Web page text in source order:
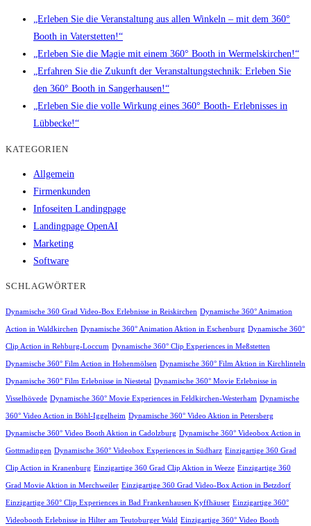
„Erleben Sie die Veranstaltung aus allen Winkeln – mit dem 360°
Booth in Vaterstetten!“
„Erleben Sie die Magie mit einem 360° Booth in Wermelskirchen!“
„Erfahren Sie die Zukunft der Veranstaltungstechnik: Erleben Sie
den 360° Booth in Sangerhausen!“
„Erleben Sie die volle Wirkung eines 360° Booth- Erlebnisses in
Lübbecke!“
KATEGORIEN
Allgemein
Firmenkunden
Infoseiten Landingpage
Landingpage OpenAI
Marketing
Software
SCHLAGWÖRTER
Dynamische 360 Grad Video-Box Erlebnisse in Reiskirchen Dynamische 360° Animation
Action in Waldkirchen Dynamische 360° Animation Aktion in Eschenburg Dynamische 360°
Clip Action in Rehburg-Loccum Dynamische 360° Clip Experiences in Meßstetten
Dynamische 360° Film Action in Hohenmölsen Dynamische 360° Film Aktion in Kirchlinteln
Dynamische 360° Film Erlebnisse in Niestetal Dynamische 360° Movie Erlebnisse in
Visselhövede Dynamische 360° Movie Experiences in Feldkirchen-Westerham Dynamische
360° Video Action in Böhl-Iggelheim Dynamische 360° Video Aktion in Petersberg
Dynamische 360° Video Booth Aktion in Cadolzburg Dynamische 360° Videobox Action in
Gottmadingen Dynamische 360° Videobox Experiences in Südharz Einzigartige 360 Grad
Clip Action in Kranenburg Einzigartige 360 Grad Clip Aktion in Weeze Einzigartige 360
Grad Movie Aktion in Merchweiler Einzigartige 360 Grad Video-Box Action in Betzdorf
Einzigartige 360° Clip Experiences in Bad Frankenhausen Kyffhäuser Einzigartige 360°
Videobooth Erlebnisse in Hilter am Teutoburger Wald Einzigartige 360° Video Booth